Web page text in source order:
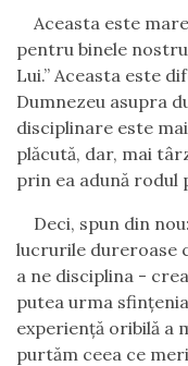
Aceasta este
pentru binele
Lui.” Aceasta este
Dumnezeu asupra
disciplinare este
plăcută, dar, mai
prin ea adună rodul
Deci, spun din
lucrurile dureroase
a ne disciplina -
putea urma
experiență oribilă a
purtăm ceea ce